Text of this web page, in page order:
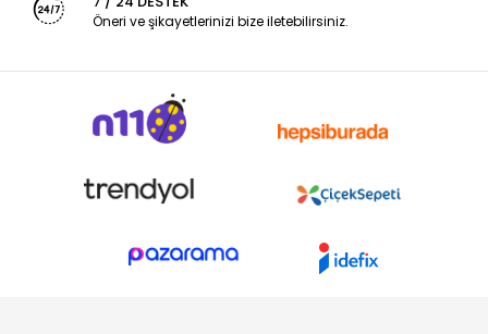
Öneri ve şikayetlerinizi bize iletebilirsiniz.